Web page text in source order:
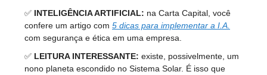
✅ INTELIGÊNCIA ARTIFICIAL: na Carta Capital, você
confere um artigo com 5 dicas para implementar a I.A.
com segurança e ética em uma empresa.
✅ LEITURA INTERESSANTE: existe, possivelmente, um
nono planeta escondido no Sistema Solar. É isso que